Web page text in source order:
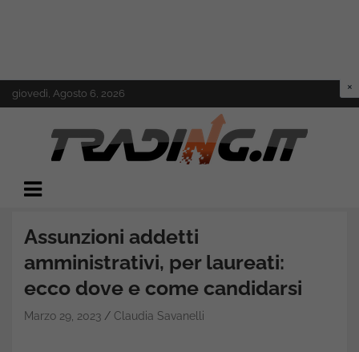
Skip
to
giovedì, Agosto 6, 2026
Trading.it
Assunzioni addetti
amministrativi, per laureati:
ecco dove e come candidarsi
Marzo 29, 2023 Claudia Savanelli